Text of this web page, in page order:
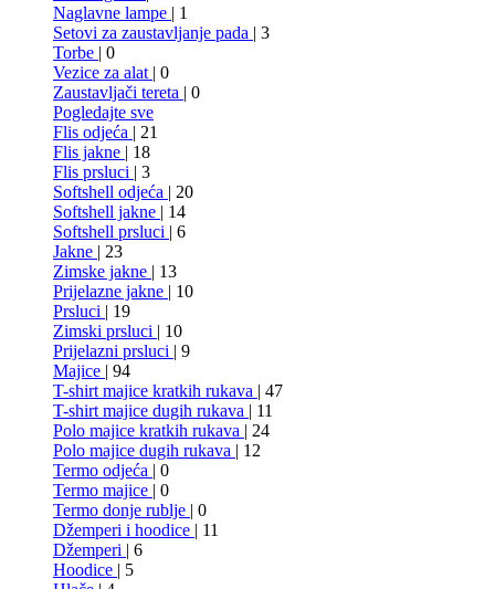
Naglavne lampe | 1
Setovi za zaustavljanje pada | 3
Torbe | 0
Vezice za alat | 0
Zaustavljači tereta | 0
Pogledajte sve
Flis odjeća | 21
Flis jakne | 18
Flis prsluci | 3
Softshell odjeća | 20
Softshell jakne | 14
Softshell prsluci | 6
Jakne | 23
Zimske jakne | 13
Prijelazne jakne | 10
Prsluci | 19
Zimski prsluci | 10
Prijelazni prsluci | 9
Majice | 94
T-shirt majice kratkih rukava | 47
T-shirt majice dugih rukava | 11
Polo majice kratkih rukava | 24
Polo majice dugih rukava | 12
Termo odjeća | 0
Termo majice | 0
Termo donje rublje | 0
Džemperi i hoodice | 11
Džemperi | 6
Hoodice | 5